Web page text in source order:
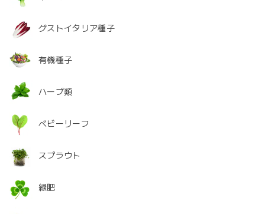
グストイタリア種子
有機種子
ハーブ類
ベビーリーフ
スプラウト
緑肥